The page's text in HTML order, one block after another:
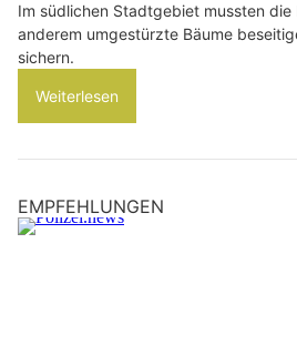
Im südlichen Stadtgebiet mussten
anderem umgestürzte Bäume
sichern.
Weiterlesen
EMPFEHLUNGEN